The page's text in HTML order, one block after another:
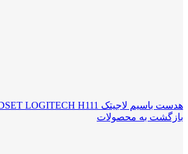
هدست باسیم لاجیتک WIRED HEADSET LOGITECH H111
بازگشت به محصولات